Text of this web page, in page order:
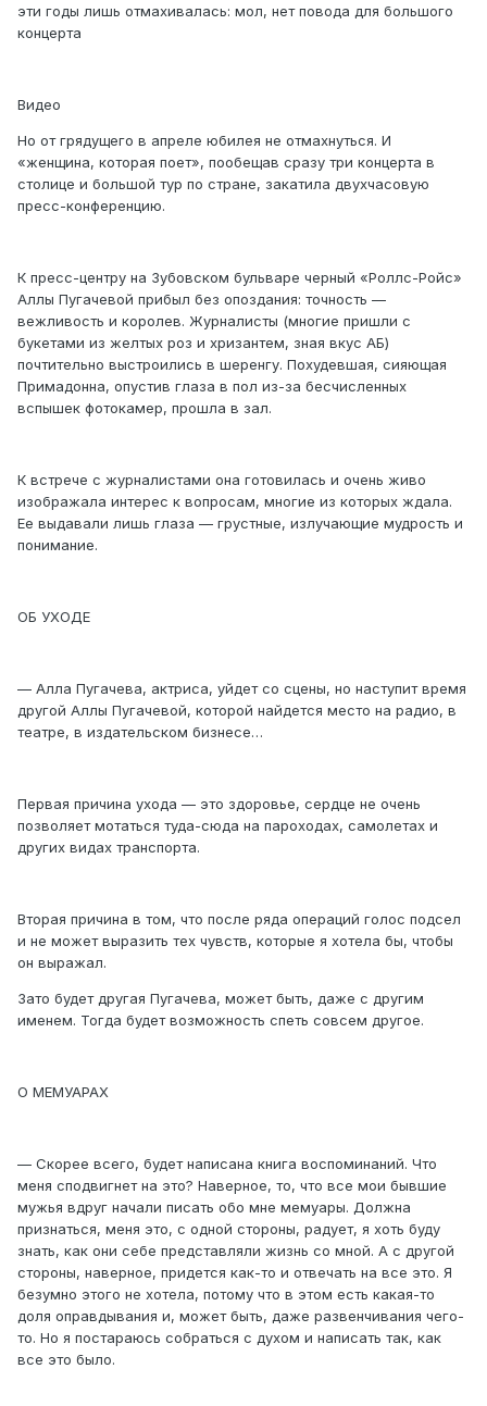
эти годы лишь отмахивалась: мол, нет повода для большого
концерта
Видео
Но от грядущего в апреле юбилея не отмахнуться. И
«женщина, которая поет», пообещав сразу три концерта в
столице и большой тур по стране, закатила двухчасовую
пресс-конференцию.
К пресс-центру на Зубовском бульваре черный «Роллс-Ройс»
Аллы Пугачевой прибыл без опоздания: точность —
вежливость и королев. Журналисты (многие пришли с
букетами из желтых роз и хризантем, зная вкус АБ)
почтительно выстроились в шеренгу. Похудевшая, сияющая
Примадонна, опустив глаза в пол из-за бесчисленных
вспышек фотокамер, прошла в зал.
К встрече с журналистами она готовилась и очень живо
изображала интерес к вопросам, многие из которых ждала.
Ее выдавали лишь глаза — грустные, излучающие мудрость и
понимание.
ОБ УХОДЕ
— Алла Пугачева, актриса, уйдет со сцены, но наступит время
другой Аллы Пугачевой, которой найдется место на радио, в
театре, в издательском бизнесе…
Первая причина ухода — это здоровье, сердце не очень
позволяет мотаться туда-сюда на пароходах, самолетах и
других видах транспорта.
Вторая причина в том, что после ряда операций голос подсел
и не может выразить тех чувств, которые я хотела бы, чтобы
он выражал.
Зато будет другая Пугачева, может быть, даже с другим
именем. Тогда будет возможность спеть совсем другое.
О МЕМУАРАХ
— Скорее всего, будет написана книга воспоминаний. Что
меня сподвигнет на это? Наверное, то, что все мои бывшие
мужья вдруг начали писать обо мне мемуары. Должна
признаться, меня это, с одной стороны, радует, я хоть буду
знать, как они себе представляли жизнь со мной. А с другой
стороны, наверное, придется как-то и отвечать на все это. Я
безумно этого не хотела, потому что в этом есть какая-то
доля оправдывания и, может быть, даже развенчивания чего-
то. Но я постараюсь собраться с духом и написать так, как
все это было.